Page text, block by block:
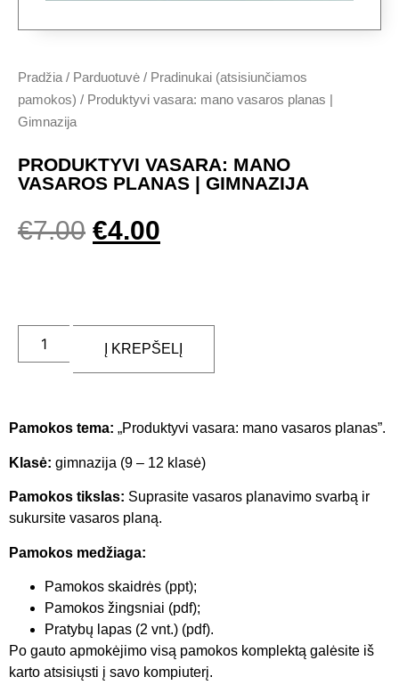
Pradžia / Parduotuvė / Pradinukai (atsisiunčiamos
pamokos) / Produktyvi vasara: mano vasaros planas |
Gimnazija
PRODUKTYVI VASARA: MANO
VASAROS PLANAS | GIMNAZIJA
€7.00 €4.00
Į KREPŠELĮ
Pamokos tema: „Produktyvi vasara: mano vasaros planas”.
Klasė: gimnazija (9 – 12 klasė)
Pamokos tikslas: Suprasite vasaros planavimo svarbą ir
sukursite vasaros planą.
Pamokos medžiaga:
Pamokos skaidrės (ppt);
Pamokos žingsniai (pdf);
Pratybų lapas (2 vnt.) (pdf).
Po gauto apmokėjimo visą pamokos komplektą galėsite iš
karto atsisiųsti į savo kompiuterį.